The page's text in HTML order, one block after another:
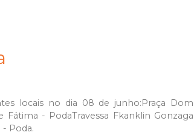
locais no dia 08 de junho:Praça Dom
Fátima - PodaTravessa Fkanklin Gonzaga
- Poda.